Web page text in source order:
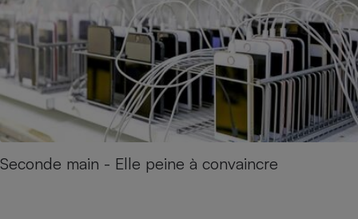
Seconde main - Elle peine à convaincre